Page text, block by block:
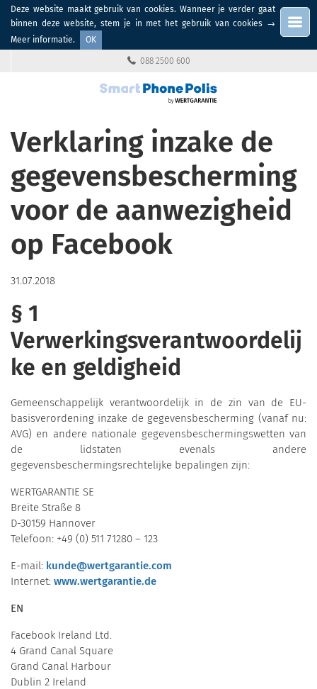
Deze website maakt gebruik van cookies. Wanneer je verder gaat
binnen deze website, stem je in met het gebruik van cookies →
Meer informatie. OK
088 2500 600
Menu
Verklaring inzake de
gegevensbescherming
voor de aanwezigheid
op Facebook
31.07.2018
§ 1
Verwerkingsverantwoordelij
ke en geldigheid
Gemeenschappelijk verantwoordelijk in de zin van de EU-
basisverordening inzake de gegevensbescherming (vanaf nu:
AVG) en andere nationale gegevensbeschermingswetten van
de lidstaten evenals andere
gegevensbeschermingsrechtelijke bepalingen zijn:
WERTGARANTIE SE
Breite Straße 8
D-30159 Hannover
Telefoon: +49 (0) 511 71280 – 123
E-mail: kunde@wertgarantie.com
Internet: www.wertgarantie.de
EN
Facebook Ireland Ltd.
4 Grand Canal Square
Grand Canal Harbour
Dublin 2 Ireland